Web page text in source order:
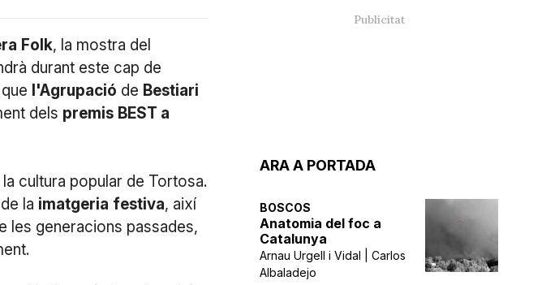
ARA A PORTADA
BOSCOS
Anatomia del foc a
Catalunya
Arnau Urgell i Vidal | Carlos
Albaladejo
Folk, la mostra del
durant este cap de
l'Agrupació de Bestiari
dels premis BEST a
cultura popular de Tortosa.
la imatgeria festiva, així
les generacions passades,